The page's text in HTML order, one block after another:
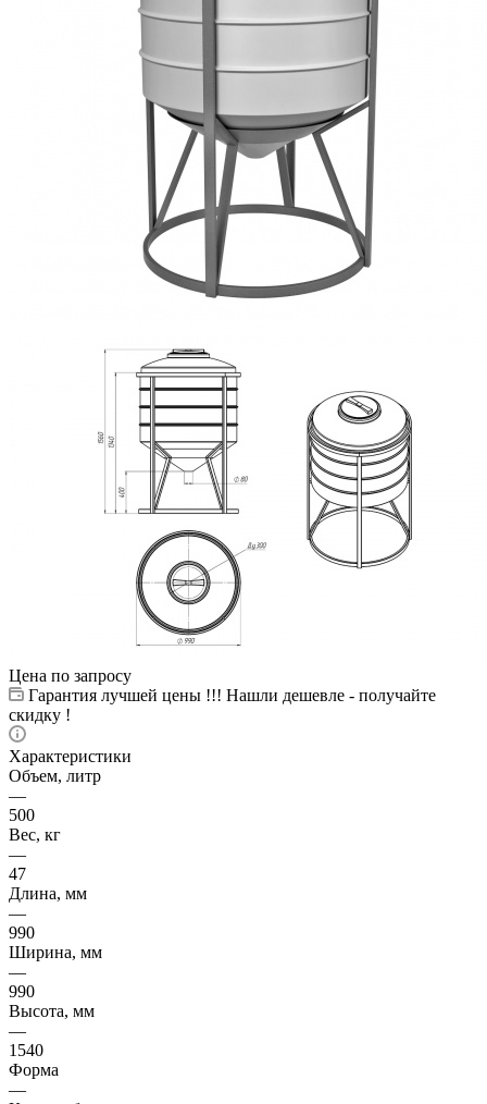
Цена по запросу
Гарантия лучшей цены !!! Нашли дешевле - получайте
скидку !
Характеристики
Объем, литр
—
500
Вес, кг
—
47
Длина, мм
—
990
Ширина, мм
—
990
Высота, мм
—
1540
Форма
—